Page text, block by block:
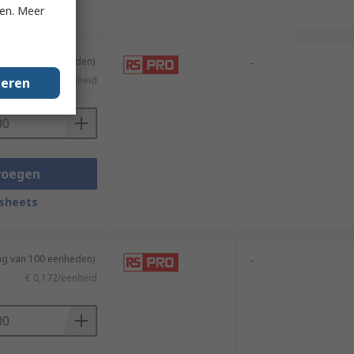
van 100 eenheden)
€ 0,294/eenheid
-
van 100 eenheden)
€ 0,172/eenheid
-
Meer